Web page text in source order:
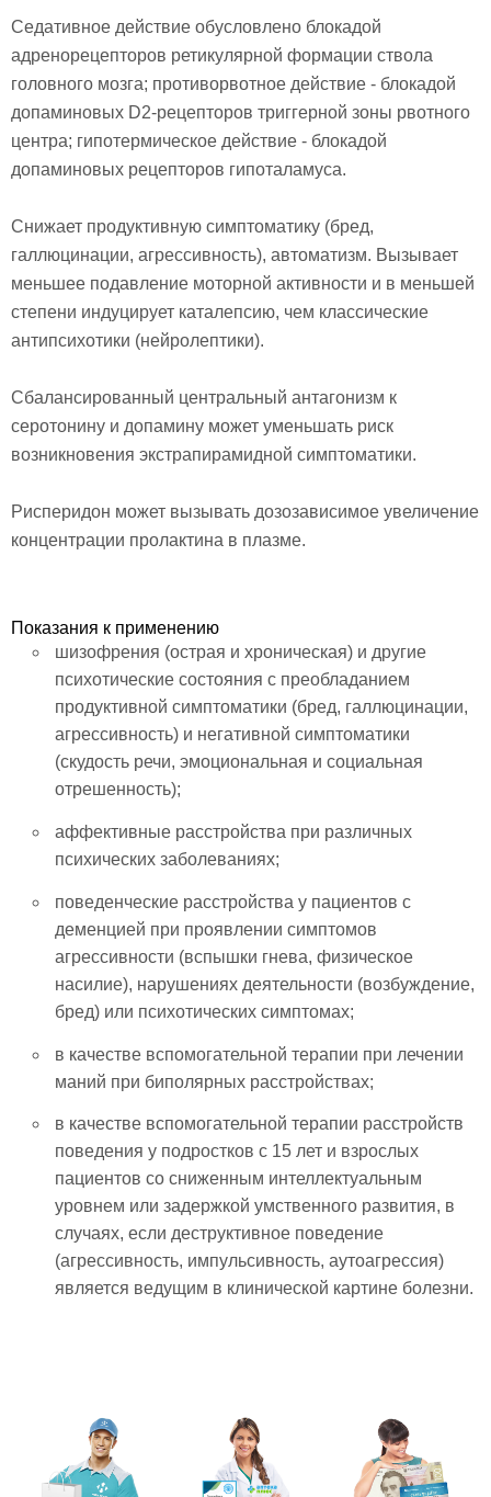
Седативное действие обусловлено блокадой
адренорецепторов ретикулярной формации ствола
головного мозга; противорвотное действие - блокадой
допаминовых D2-рецепторов триггерной зоны рвотного
центра; гипотермическое действие - блокадой
допаминовых рецепторов гипоталамуса.
Снижает продуктивную симптоматику (бред,
галлюцинации, агрессивность), автоматизм. Вызывает
меньшее подавление моторной активности и в меньшей
степени индуцирует каталепсию, чем классические
антипсихотики (нейролептики).
Сбалансированный центральный антагонизм к
серотонину и допамину может уменьшать риск
возникновения экстрапирамидной симптоматики.
Рисперидон может вызывать дозозависимое увеличение
концентрации пролактина в плазме.
Показания к применению
шизофрения (острая и хроническая) и другие
психотические состояния с преобладанием
продуктивной симптоматики (бред, галлюцинации,
агрессивность) и негативной симптоматики
(скудость речи, эмоциональная и социальная
отрешенность);
аффективные расстройства при различных
психических заболеваниях;
поведенческие расстройства у пациентов с
деменцией при проявлении симптомов
агрессивности (вспышки гнева, физическое
насилие), нарушениях деятельности (возбуждение,
бред) или психотических симптомах;
в качестве вспомогательной терапии при лечении
маний при биполярных расстройствах;
в качестве вспомогательной терапии расстройств
поведения у подростков с 15 лет и взрослых
пациентов со сниженным интеллектуальным
уровнем или задержкой умственного развития, в
случаях, если деструктивное поведение
(агрессивность, импульсивность, аутоагрессия)
является ведущим в клинической картине болезни.